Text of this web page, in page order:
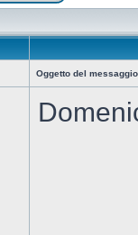
Oggetto del